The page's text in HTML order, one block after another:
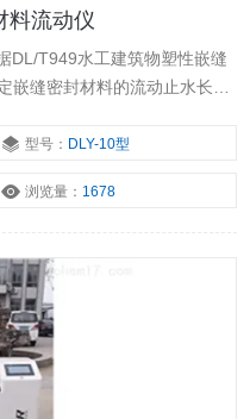
料流动仪
DL/T949水工建筑物塑性嵌缝
嵌缝密封材料的流动止水长
型号： DLY-10型
浏览量： 1678